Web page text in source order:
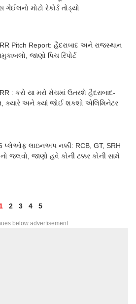
મોટો રેકોર્ડ તોડ્યો
Pitch Report: હૈદરાબાદ અને રાજસ્થાન
જાણો પિચ રિપોર્ટ
: કરો યા મરો મેચમાં ઉતરશે હૈદરાબાદ-
ક્યારે અને ક્યાં જોઈ શકશો એલિમિનેટર
પ્લેઓફ લાઇનઅપ નક્કી: RCB, GT, SRH
જલવો, જાણો હવે કોની ટક્કર કોની સામે
1 2 3 4 5
below advertisement